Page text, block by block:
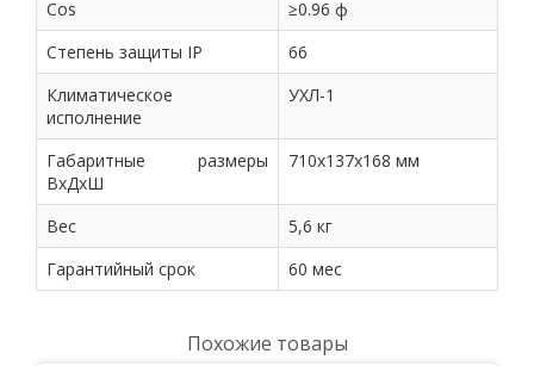
Cos
≥0.96 ф
Степень защиты IP
66
Климатическое
исполнение
УХЛ-1
Габаритные размеры
ВхДхШ
710х137х168 мм
Вес
5,6 кг
Гарантийный срок
60 мес
Похожие товары